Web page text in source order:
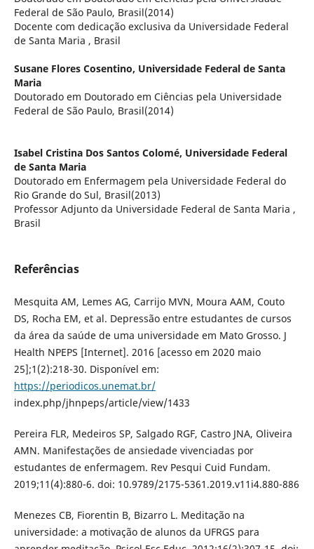
Federal de São Paulo, Brasil(2014)
Docente com dedicação exclusiva da Universidade Federal
de Santa Maria , Brasil
Susane Flores Cosentino, Universidade Federal de Santa
Maria
Doutorado em Doutorado em Ciências pela Universidade
Federal de São Paulo, Brasil(2014)
Isabel Cristina Dos Santos Colomé, Universidade Federal
de Santa Maria
Doutorado em Enfermagem pela Universidade Federal do
Rio Grande do Sul, Brasil(2013)
Professor Adjunto da Universidade Federal de Santa Maria ,
Brasil
Referências
Mesquita AM, Lemes AG, Carrijo MVN, Moura AAM, Couto
DS, Rocha EM, et al. Depressão entre estudantes de cursos
da área da saúde de uma universidade em Mato Grosso. J
Health NPEPS [Internet]. 2016 [acesso em 2020 maio
25];1(2):218-30. Disponível em:
https://periodicos.unemat.br/
index.php/jhnpeps/article/view/1433
Pereira FLR, Medeiros SP, Salgado RGF, Castro JNA, Oliveira
AMN. Manifestações de ansiedade vivenciadas por
estudantes de enfermagem. Rev Pesqui Cuid Fundam.
2019;11(4):880-6. doi: 10.9789/2175-5361.2019.v11i4.880-886
Menezes CB, Fiorentin B, Bizarro L. Meditação na
universidade: a motivação de alunos da UFRGS para